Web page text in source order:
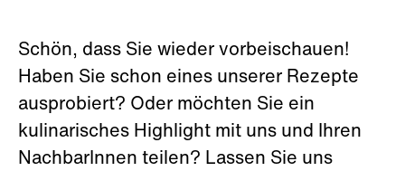
Schön, dass Sie wieder vorbeischauen!
Haben Sie schon eines unserer Rezepte
ausprobiert? Oder möchten Sie ein
kulinarisches Highlight mit uns und Ihren
NachbarInnen teilen? Lassen Sie uns